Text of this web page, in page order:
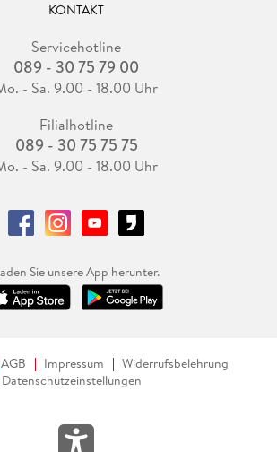
KONTAKT
Servicehotline
089 - 30 75 79 00
- Sa. 9.00 - 18.00 Uhr
Filialhotline
089 - 30 75 75 75
- Sa. 9.00 - 18.00 Uhr
Sie unsere App herunter.
AGB Impressum
Widerrufsbelehrung
Datenschutzeinstellungen